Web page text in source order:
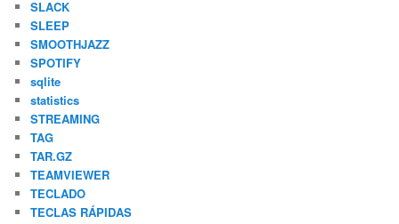
SLACK
SLEEP
SMOOTHJAZZ
SPOTIFY
sqlite
statistics
STREAMING
TAG
TAR.GZ
TEAMVIEWER
TECLADO
TECLAS RÁPIDAS